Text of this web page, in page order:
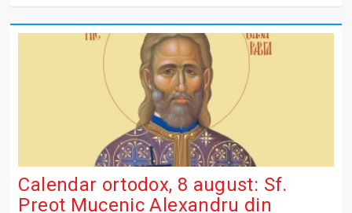
Calendar ortodox, 8 august: Sf.
Preot Mucenic Alexandru din